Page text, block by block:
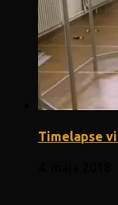
Timelapse